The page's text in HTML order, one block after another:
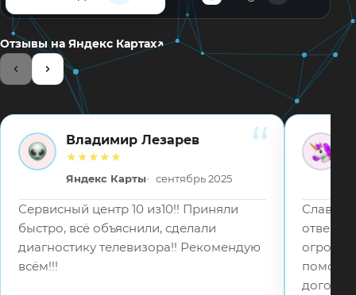
Отзывы на Яндекс Картах↗
ВЛ
Владимир Лезарев
★★★★★
Яндекс Карты сентябрь 2025
Сервисный центр 10 из10!! Приняли
быстро, всё объяснили, сделали
диагностику телевизора!! Рекомендую
всём!!!
ВВ
Слава
помошь